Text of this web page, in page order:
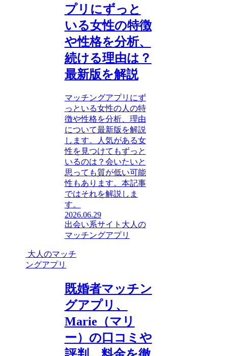
プリにずっと
いる女性の特徴
や性格を分析、
続ける理由は？
最新版を解説
マッチングアプリにず
っといる女性の人の特
徴や性格を分析、理由
について最新版を解説
します。人気がある女
性を見つけてもずっと
いるのは？会いたいと
思っても質が低い可能
性もあります。本記事
ではそれを解説しま
す。
2026.06.29
出会い系サイト 大人の
マッチングアプリ
大人のマッチ
ングアプリ
既婚者マッチン
グアプリ、
Marie（マリ
ー）の口コミや